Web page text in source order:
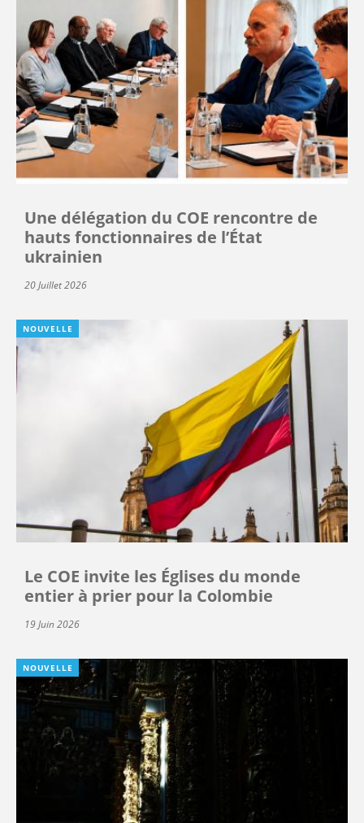
Une délégation du COE rencontre de
hauts fonctionnaires de l’État
ukrainien
20 Juillet 2026
NOUVELLE
Le COE invite les Églises du monde
entier à prier pour la Colombie
19 Juin 2026
NOUVELLE